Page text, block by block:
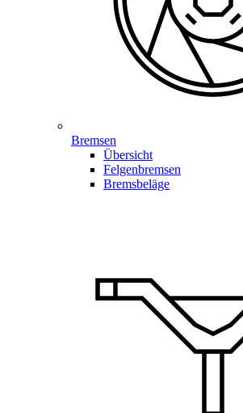
Bremsen
Übersicht
Felgenbremsen
Bremsbeläge